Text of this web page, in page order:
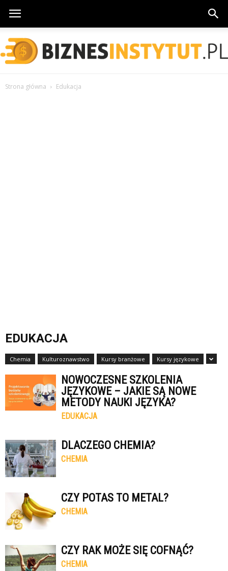
Strona główna Edukacja
EDUKACJA
Chemia Kulturoznawstwo Kursy branżowe Kursy językowe
NOWOCZESNE SZKOLENIA
JĘZYKOWE – JAKIE SĄ NOWE
METODY NAUKI JĘZYKA?
EDUKACJA
DLACZEGO CHEMIA?
CHEMIA
CZY POTAS TO METAL?
CHEMIA
CZY RAK MOŻE SIĘ COFNĄĆ?
CHEMIA